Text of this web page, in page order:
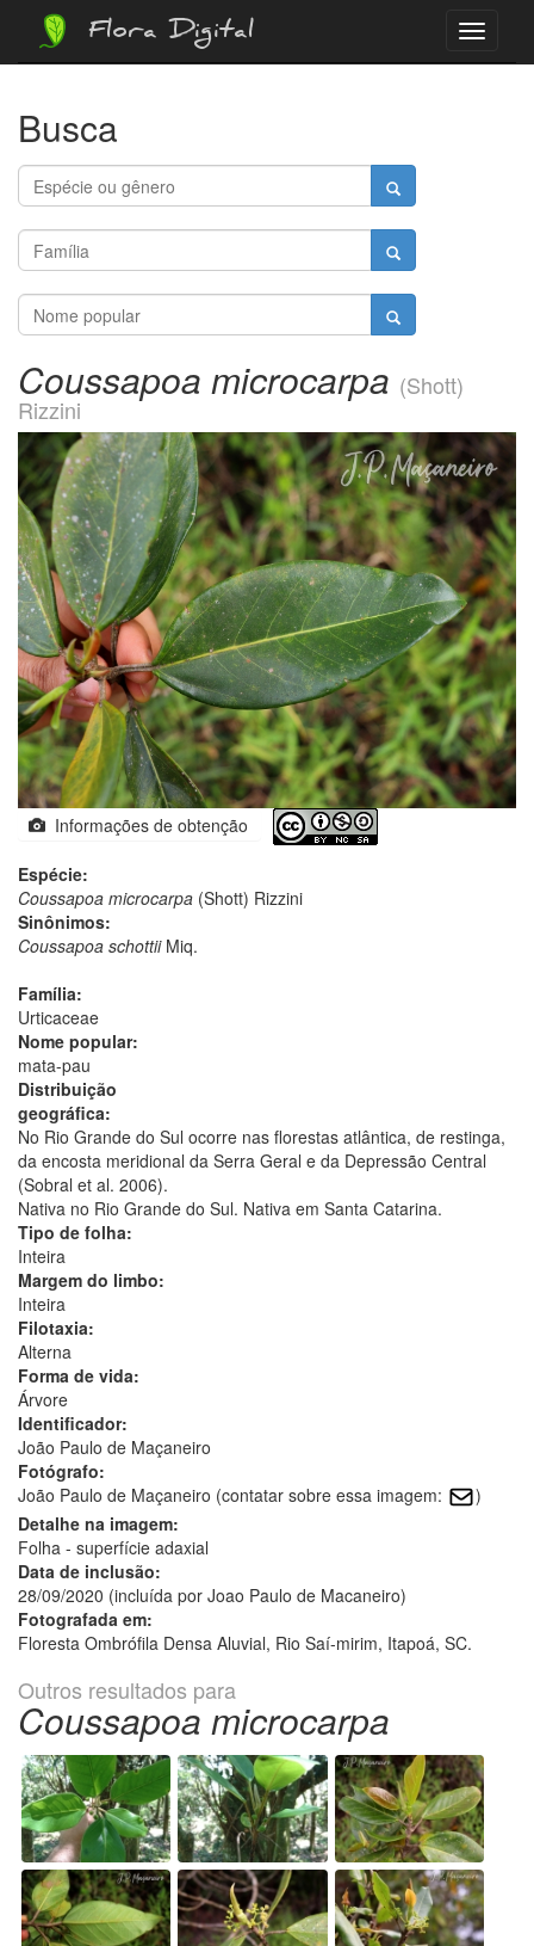
Menu
Flora Digital
Busca
Coussapoa microcarpa (Shott)
Rizzini
Informações de obtenção
Espécie:
Coussapoa microcarpa (Shott) Rizzini
Sinônimos:
Coussapoa schottiiMiq.
Família:
Urticaceae
Nome popular:
mata-pau
Distribuição
geográfica:
No Rio Grande do Sul ocorre nas florestas atlântica, de restinga,
da encosta meridional da Serra Geral e da Depressão Central
(Sobral et al. 2006).
Nativa no Rio Grande do Sul. Nativa em Santa Catarina.
Tipo de folha:
Inteira
Margem do limbo:
Inteira
Filotaxia:
Alterna
Forma de vida:
Árvore
Identificador:
João Paulo de Maçaneiro
Fotógrafo:
João Paulo de Maçaneiro (contatar sobre essa imagem:
)
Detalhe na imagem:
Folha - superfície adaxial
Data de inclusão:
28/09/2020 (incluída por Joao Paulo de Macaneiro)
Fotografada em:
Floresta Ombrófila Densa Aluvial, Rio Saí-mirim, Itapoá, SC.
Outros resultados para
Coussapoa microcarpa